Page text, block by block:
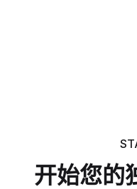
开始您的